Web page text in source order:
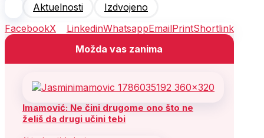
Aktuelnosti
Izdvojeno
FacebookX LinkedinWhatsappEmailPrintShortlink
Možda vas zanima
Imamović: Ne čini drugome ono što ne
želiš da drugi učini tebi